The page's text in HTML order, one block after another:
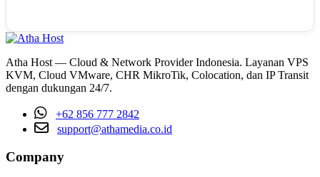
Atha Host — Cloud & Network Provider Indonesia. Layanan VPS
KVM, Cloud VMware, CHR MikroTik, Colocation, dan IP Transit
dengan dukungan 24/7.
+62 856 777 2842
support@athamedia.co.id
Company